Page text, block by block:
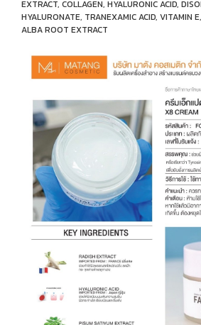
EXTRACT, COLLAGEN, HYALURONIC ACID,
HYALURONATE, TRANEXAMIC ACID, VITAMIN
ALBA ROOT EXTRACT